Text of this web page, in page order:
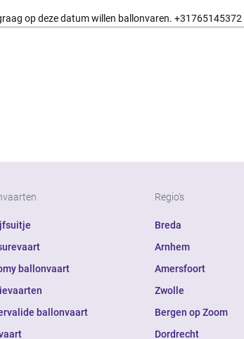
op deze datum willen ballonvaren. +31765145372
ballonvaart
ballonvaart
Regio's
Breda
Arnhem
Amersfoort
Zwolle
Bergen op Zoom
Dordrecht